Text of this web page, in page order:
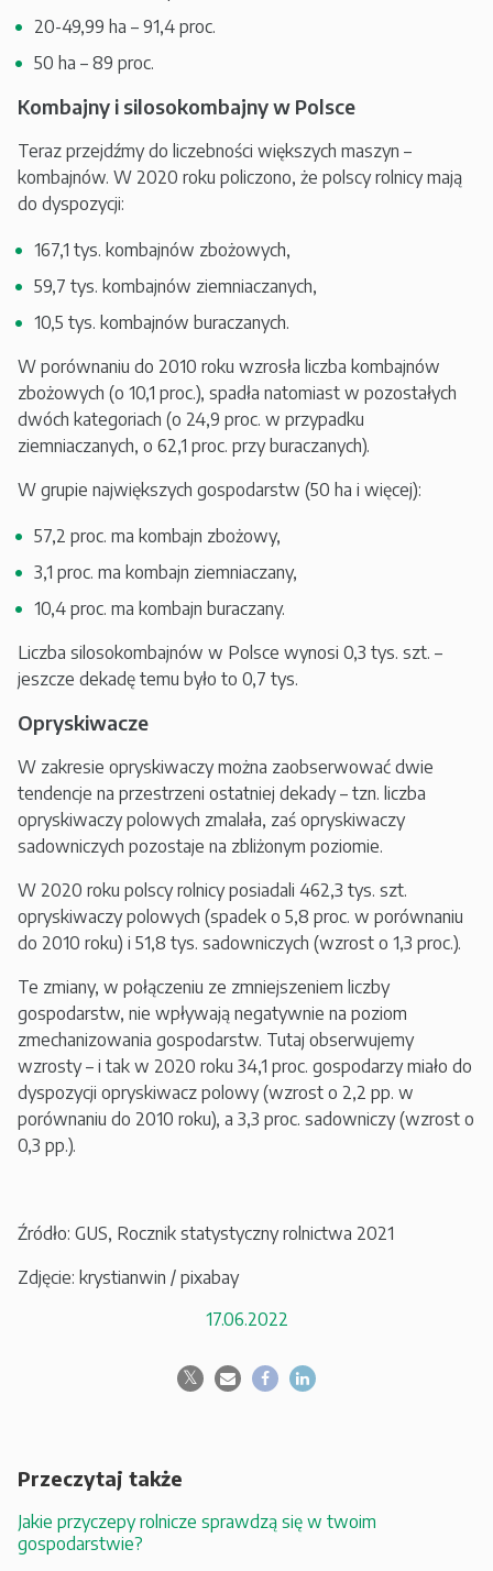
20-49,99 ha – 91,4 proc.
50 ha – 89 proc.
Kombajny i silosokombajny w Polsce
Teraz przejdźmy do liczebności większych maszyn –
kombajnów. W 2020 roku policzono, że polscy rolnicy mają
do dyspozycji:
167,1 tys. kombajnów zbożowych,
59,7 tys. kombajnów ziemniaczanych,
10,5 tys. kombajnów buraczanych.
W porównaniu do 2010 roku wzrosła liczba kombajnów
zbożowych (o 10,1 proc.), spadła natomiast w pozostałych
dwóch kategoriach (o 24,9 proc. w przypadku
ziemniaczanych, o 62,1 proc. przy buraczanych).
W grupie największych gospodarstw (50 ha i więcej):
57,2 proc. ma kombajn zbożowy,
3,1 proc. ma kombajn ziemniaczany,
10,4 proc. ma kombajn buraczany.
Liczba silosokombajnów w Polsce wynosi 0,3 tys. szt. –
jeszcze dekadę temu było to 0,7 tys.
Opryskiwacze
W zakresie opryskiwaczy można zaobserwować dwie
tendencje na przestrzeni ostatniej dekady – tzn. liczba
opryskiwaczy polowych zmalała, zaś opryskiwaczy
sadowniczych pozostaje na zbliżonym poziomie.
W 2020 roku polscy rolnicy posiadali 462,3 tys. szt.
opryskiwaczy polowych (spadek o 5,8 proc. w porównaniu
do 2010 roku) i 51,8 tys. sadowniczych (wzrost o 1,3 proc.).
Te zmiany, w połączeniu ze zmniejszeniem liczby
gospodarstw, nie wpływają negatywnie na poziom
zmechanizowania gospodarstw. Tutaj obserwujemy
wzrosty – i tak w 2020 roku 34,1 proc. gospodarzy miało do
dyspozycji opryskiwacz polowy (wzrost o 2,2 pp. w
porównaniu do 2010 roku), a 3,3 proc. sadowniczy (wzrost o
0,3 pp.).
Źródło: GUS, Rocznik statystyczny rolnictwa 2021
Zdjęcie: krystianwin / pixabay
17.06.2022
Przeczytaj także
Jakie przyczepy rolnicze sprawdzą się w twoim
gospodarstwie?